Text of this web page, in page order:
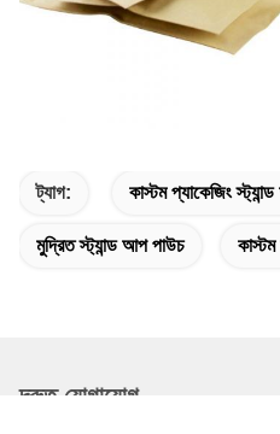
ট্যাগ: কাস্টম প্যাকেজিং
মুদ্রিত স্ট্যান্ড আপ পাউচ
দ্রুত যোগাযোগ